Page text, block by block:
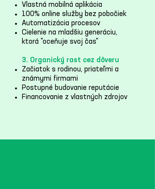
Vlastná mobilná aplikácia
100% online služby bez pobočiek
Automatizácia procesov
Cielenie na mladšiu generáciu,
ktorá "oceňuje svoj čas"
3. Organický rast cez dôveru
Začiatok s rodinou, priateľmi a
známymi firmami
Postupné budovanie reputácie
Financovanie z vlastných zdrojov